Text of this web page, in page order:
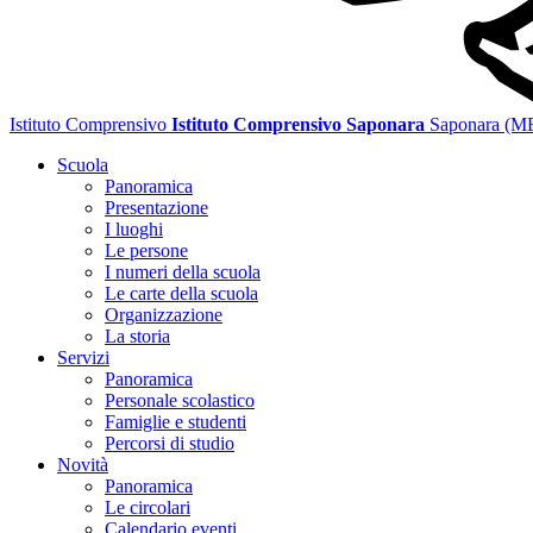
Istituto Comprensivo Istituto Comprensivo Saponara Saponara
Scuola
Panoramica
Presentazione
I luoghi
Le persone
I numeri della scuola
Le carte della scuola
Organizzazione
La storia
Servizi
Panoramica
Personale scolastico
Famiglie e studenti
Percorsi di studio
Novità
Panoramica
Le circolari
Calendario eventi